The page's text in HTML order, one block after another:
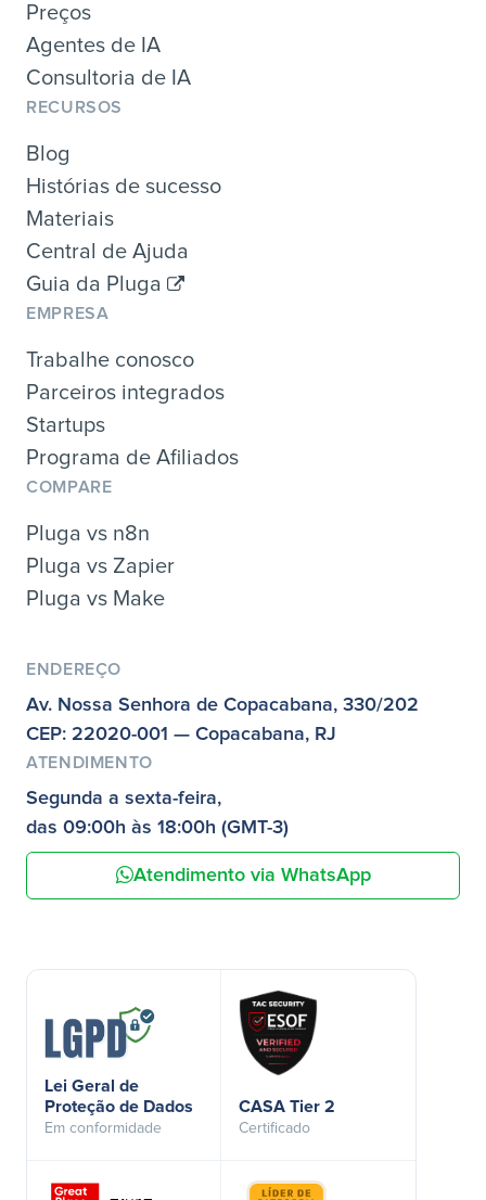
Preços
Agentes de IA
Consultoria de IA
RECURSOS
Blog
Histórias de sucesso
Materiais
Central de Ajuda
Guia da Pluga
EMPRESA
Trabalhe conosco
Parceiros integrados
Startups
Programa de Afiliados
COMPARE
Pluga vs n8n
Pluga vs Zapier
Pluga vs Make
ENDEREÇO
Av. Nossa Senhora de Copacabana, 330/202
CEP: 22020-001 — Copacabana, RJ
ATENDIMENTO
Segunda a sexta-feira,
das 09:00h às 18:00h (GMT-3)
Atendimento via WhatsApp
Lei Geral de
Proteção de Dados
Em conformidade
CASA Tier 2
Certificado